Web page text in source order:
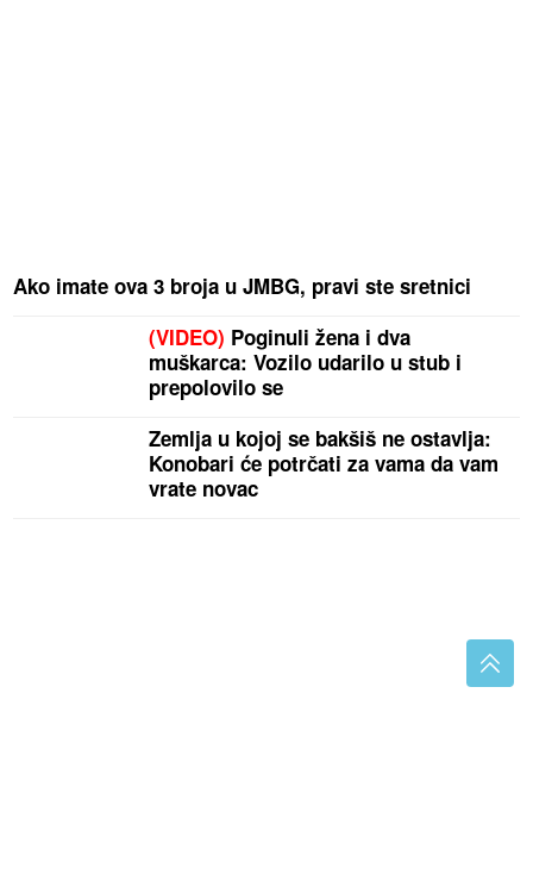
Ako imate ova 3 broja u JMBG, pravi ste sretnici
(VIDEO) Poginuli žena i dva
muškarca: Vozilo udarilo u stub i
prepolovilo se
Zemlja u kojoj se bakšiš ne ostavlja:
Konobari će potrčati za vama da vam
vrate novac